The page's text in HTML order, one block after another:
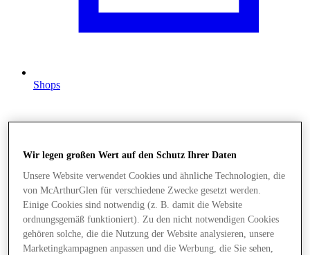
Shops
Wir legen großen Wert auf den Schutz Ihrer Daten
Unsere Website verwendet Cookies und ähnliche Technologien, die
von McArthurGlen für verschiedene Zwecke gesetzt werden.
Einige Cookies sind notwendig (z. B. damit die Website
ordnungsgemäß funktioniert). Zu den nicht notwendigen Cookies
gehören solche, die die Nutzung der Website analysieren, unsere
Marketingkampagnen anpassen und die Werbung, die Sie sehen,